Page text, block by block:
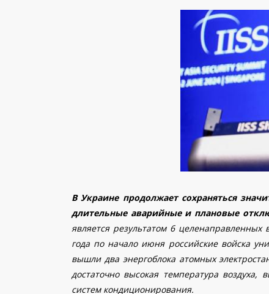
В Украине продолжает сохраняться
длительные аварийные и плановые
является результатом 6
года по начало июня российские войска
вышли два энергоблока атомных
достаточно высокая температура воздуха,
систем кондиционирования.